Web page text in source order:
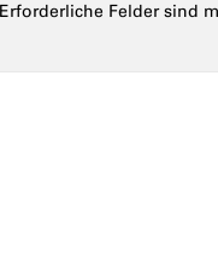
Erforderliche Felder sind